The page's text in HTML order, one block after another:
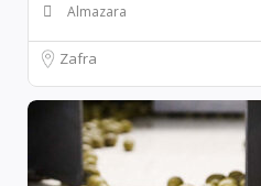
Almazara
Zafra